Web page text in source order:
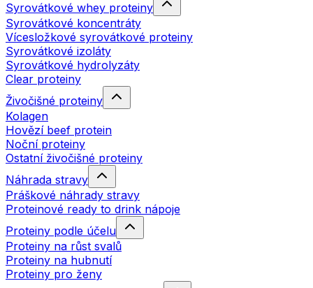
Syrovátkové whey proteiny
Syrovátkové koncentráty
Vícesložkové syrovátkové proteiny
Syrovátkové izoláty
Syrovátkové hydrolyzáty
Clear proteiny
Živočišné proteiny
Kolagen
Hovězí beef protein
Noční proteiny
Ostatní živočišné proteiny
Náhrada stravy
Práškové náhrady stravy
Proteinové ready to drink nápoje
Proteiny podle účelu
Proteiny na růst svalů
Proteiny na hubnutí
Proteiny pro ženy